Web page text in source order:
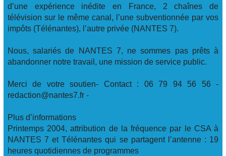
d’une expérience inédite en France, 2 chaînes de
télévision sur le même canal, l’une subventionnée par vos
impôts (Télénantes), l’autre privée (NANTES 7).
Nous, salariés de NANTES 7, ne sommes pas prêts à
abandonner notre travail, une mission de service public.
Merci de votre soutien- Contact : 06 79 94 56 56 -
redaction@nantes7.fr -
Plus d’informations
Printemps 2004, attribution de la fréquence par le CSA à
NANTES 7 et Télénantes qui se partagent l’antenne : 19
heures quotidiennes de programmes